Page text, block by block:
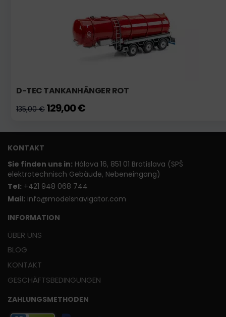
D-TEC TANKANHÄNGER ROT
135,00 € 129,00 €
KONTAKT
Sie finden uns in: Hálova 16, 851 01 Bratislava (SPŠ
elektrotechnisch Gebäude, Nebeneingang)
Tel: +421 948 068 744
Mail: info@modelsnavigator.com
INFORMATION
ÜBER UNS
BLOG
KONTAKT
GESCHÄFTSBEDINGUNGEN
ZAHLUNGSMETHODEN